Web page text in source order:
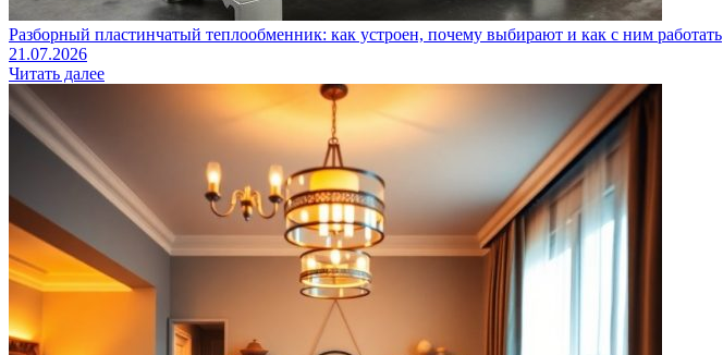
Разборный пластинчатый теплообменник: как устроен, почему выбирают и как с ним работать
21.07.2026
Читать далее